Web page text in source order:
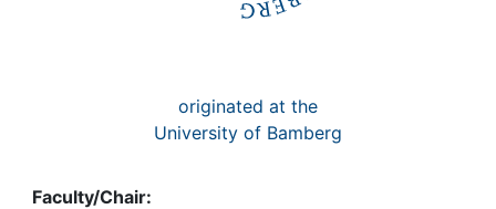
originated at the
University of Bamberg
Faculty/Chair: